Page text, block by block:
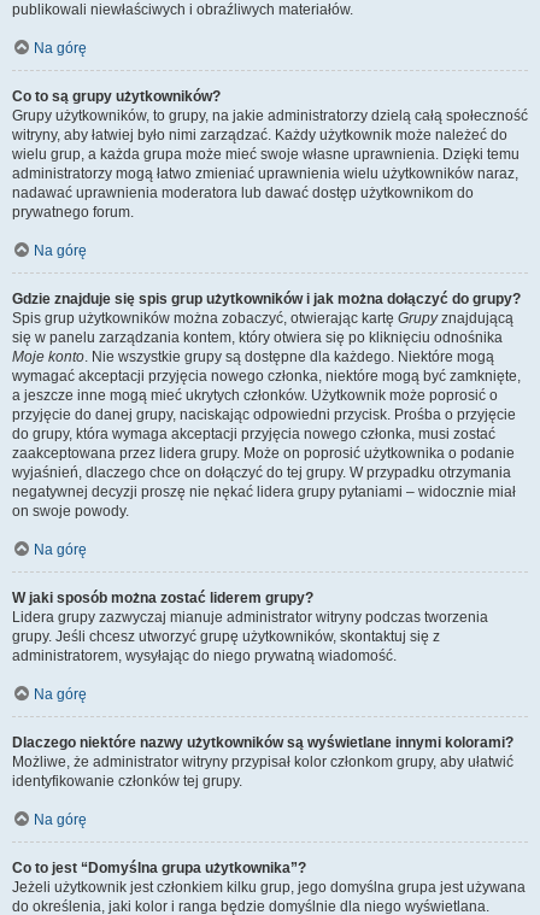
publikowali niewłaściwych i obraźliwych materiałów.
Na górę
Co to są grupy użytkowników?
Grupy użytkowników, to grupy, na jakie administratorzy dzielą całą społeczność
witryny, aby łatwiej było nimi zarządzać. Każdy użytkownik może należeć do
wielu grup, a każda grupa może mieć swoje własne uprawnienia. Dzięki temu
administratorzy mogą łatwo zmieniać uprawnienia wielu użytkowników naraz,
nadawać uprawnienia moderatora lub dawać dostęp użytkownikom do
prywatnego forum.
Na górę
Gdzie znajduje się spis grup użytkowników i jak można dołączyć do grupy?
Spis grup użytkowników można zobaczyć, otwierając kartę Grupyznajdującą
się w panelu zarządzania kontem, który otwiera się po kliknięciu odnośnika
Moje konto. Nie wszystkie grupy są dostępne dla każdego. Niektóre mogą
wymagać akceptacji przyjęcia nowego członka, niektóre mogą być zamknięte,
a jeszcze inne mogą mieć ukrytych członków. Użytkownik może poprosić o
przyjęcie do danej grupy, naciskając odpowiedni przycisk. Prośba o przyjęcie
do grupy, która wymaga akceptacji przyjęcia nowego członka, musi zostać
zaakceptowana przez lidera grupy. Może on poprosić użytkownika o podanie
wyjaśnień, dlaczego chce on dołączyć do tej grupy. W przypadku otrzymania
negatywnej decyzji proszę nie nękać lidera grupy pytaniami – widocznie miał
on swoje powody.
Na górę
W jaki sposób można zostać liderem grupy?
Lidera grupy zazwyczaj mianuje administrator witryny podczas tworzenia
grupy. Jeśli chcesz utworzyć grupę użytkowników, skontaktuj się z
administratorem, wysyłając do niego prywatną wiadomość.
Na górę
Dlaczego niektóre nazwy użytkowników są wyświetlane innymi kolorami?
Możliwe, że administrator witryny przypisał kolor członkom grupy, aby ułatwić
identyfikowanie członków tej grupy.
Na górę
Co to jest “Domyślna grupa użytkownika”?
Jeżeli użytkownik jest członkiem kilku grup, jego domyślna grupa jest używana
do określenia, jaki kolor i ranga będzie domyślnie dla niego wyświetlana.